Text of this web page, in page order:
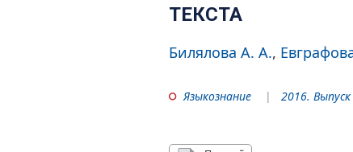
ТЕКСТА
Билялова А. А.
Языкознание 2016. Выпуск